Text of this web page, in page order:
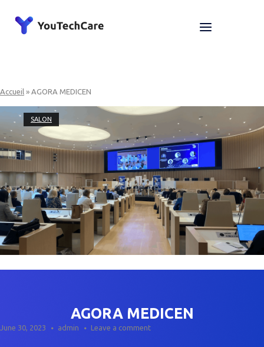
content
Home Menu
Accueil » AGORA MEDICEN
SALON
AGORA MEDICEN
June 30, 2023 admin Leave a comment